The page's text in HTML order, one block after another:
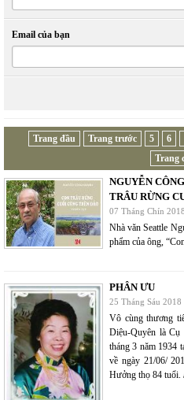
Email của bạn
Trang đầu Trang trước 5 6
Trang
NGUYỄN
TRÂU RỪNG
07 Tháng Chín 2018
Nhà văn Seattle
phẩm của ông,
PHÂN ƯU
25 Tháng Sáu 2018
Vô cùng thương
Diệu-Quyên là
tháng 3 năm 1934
về ngày 21/06/
Hưởng thọ 84 tuổi.